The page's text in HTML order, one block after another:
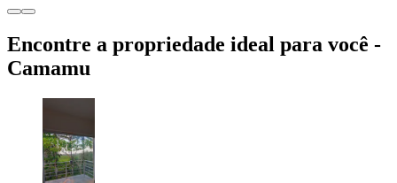
Encontre a propriedade ideal para você -
Camamu